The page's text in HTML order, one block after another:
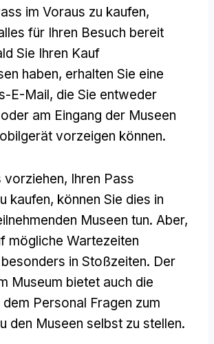
im Voraus zu kaufen,
für Ihren Besuch bereit
Sie Ihren Kauf
haben, erhalten Sie eine
E-Mail, die Sie entweder
am Eingang der Museen
vorzeigen können.
vorziehen, Ihren Pass
kaufen, können Sie dies in
Museen tun. Aber,
mögliche Wartezeiten
in Stoßzeiten. Der
Museum bietet auch die
Personal Fragen zum
den Museen selbst zu stellen.